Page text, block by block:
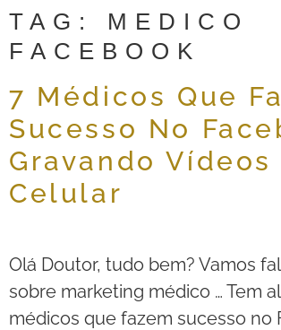
TAG: MEDICO
FACEBOOK
7 Médicos Que
Sucesso No
Gravando Vídeos
Celular
Olá Doutor, tudo bem? Vamos
sobre marketing médico … Tem
médicos que fazem sucesso no